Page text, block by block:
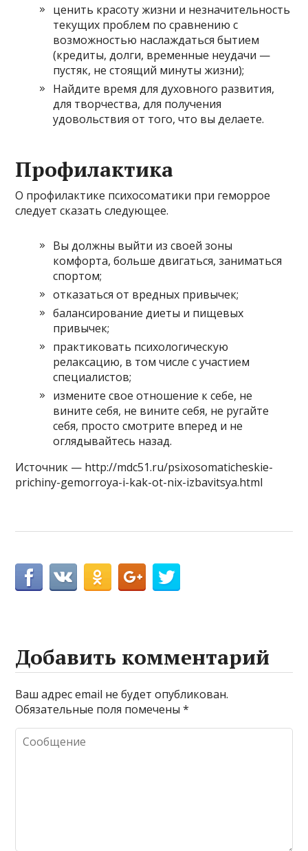
ценить красоту жизни и незначительность
текущих проблем по сравнению с
возможностью наслаждаться бытием
(кредиты, долги, временные неудачи —
пустяк, не стоящий минуты жизни);
Найдите время для духовного развития,
для творчества, для получения
удовольствия от того, что вы делаете.
Профилактика
О профилактике психосоматики при геморрое
следует сказать следующее.
Вы должны выйти из своей зоны
комфорта, больше двигаться, заниматься
спортом;
отказаться от вредных привычек;
балансирование диеты и пищевых
привычек;
практиковать психологическую
релаксацию, в том числе с участием
специалистов;
измените свое отношение к себе, не
вините себя, не вините себя, не ругайте
себя, просто смотрите вперед и не
оглядывайтесь назад.
Источник — http://mdc51.ru/psixosomaticheskie-
prichiny-gemorroya-i-kak-ot-nix-izbavitsya.html
Добавить комментарий
Ваш адрес email не будет опубликован.
Обязательные поля помечены*